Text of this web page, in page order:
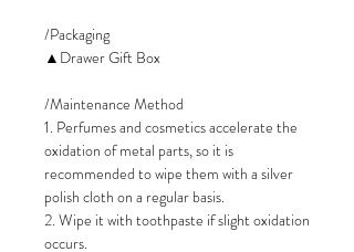
/Packaging
▲Drawer Gift Box
/Maintenance Method
1. Perfumes and cosmetics accelerate the
oxidation of metal parts, so it is
recommended to wipe them with a silver
polish cloth on a regular basis.
2. Wipe it with toothpaste if slight oxidation
occurs.